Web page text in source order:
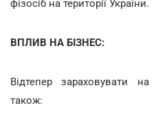
фізосіб на території України.
ВПЛИВ НА БІЗНЕС:
Відтепер зараховувати
також: